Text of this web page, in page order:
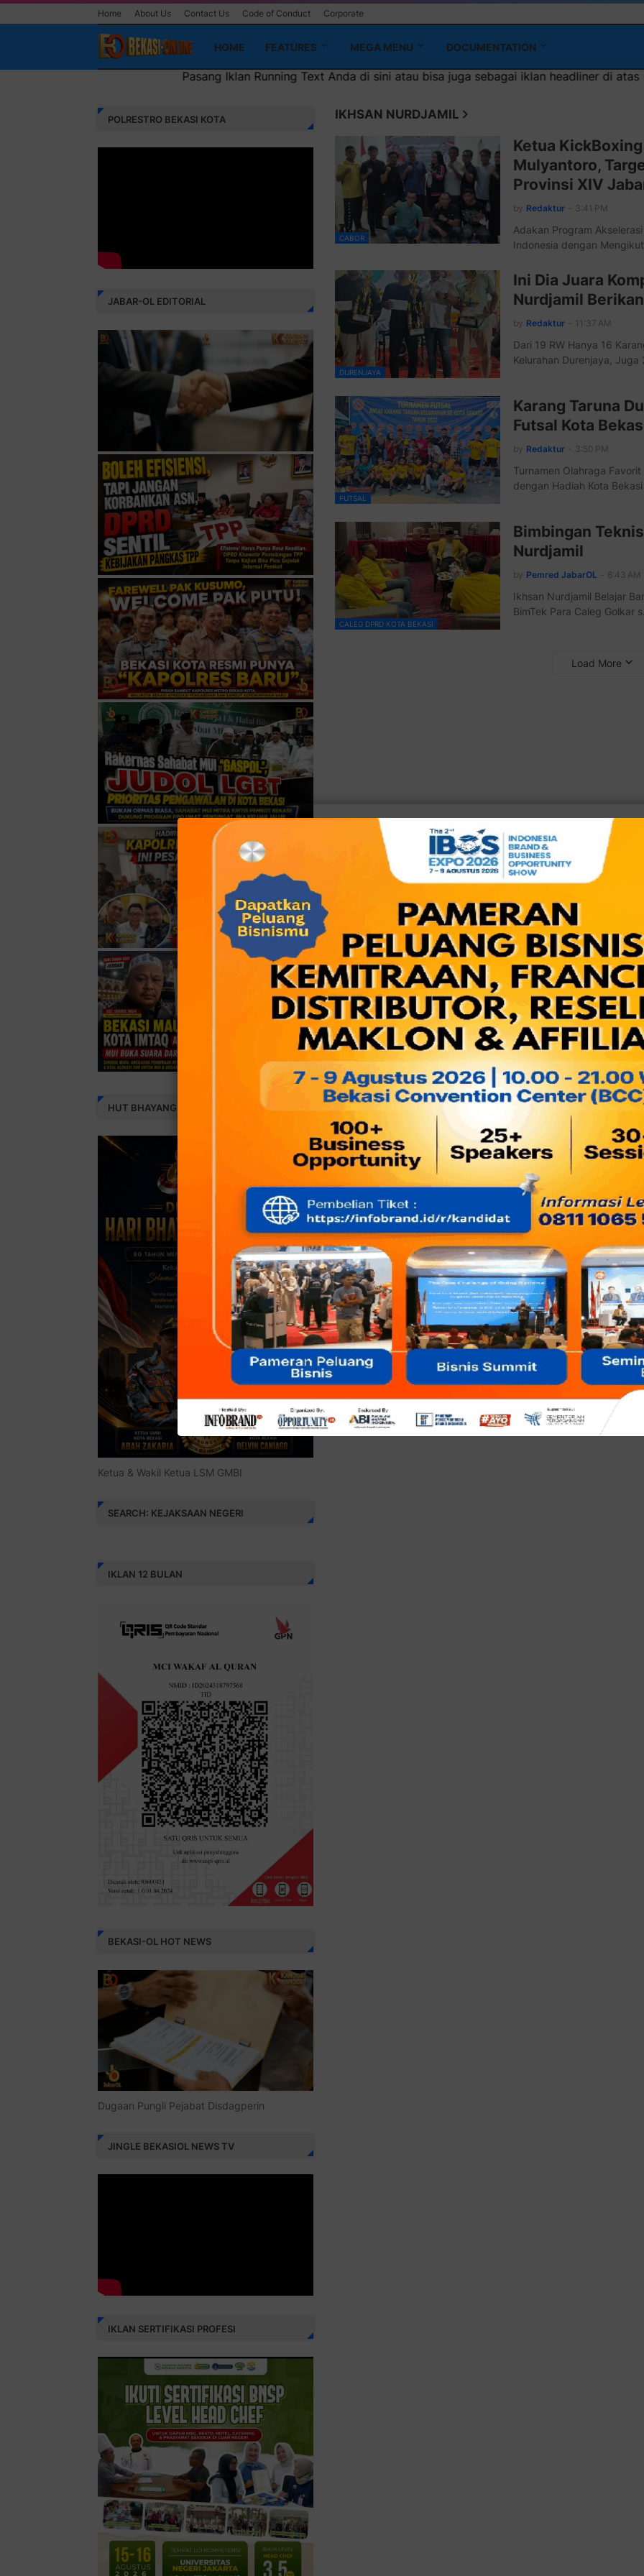
Home About Us Contact Us Code of Conduct Corporate
HOME FEATURES MEGA MENU DOCUMENTATION
Pasang Iklan Running Text Anda di sini atau bisa juga sebagai iklan headliner di atas (600x100)px
IKHSAN NURDJAMIL
CABOR
Ketua
Mulyantoro,
Provinsi XIV
by Redaktur 3:41 PM
Adakan Program
Indonesia dengan
DURENJAYA
Ini Dia Juara
Nurdjamil
by Redaktur 11:37 AM
Dari 19 RW Hanya 16
Kelurahan Durenjaya,
FUTSAL
Karang Taruna
Futsal Kota
by Redaktur 3:50 PM
Turnamen Olahraga
dengan Hadiah Kota
CALEG DPRD KOTA BEKASI
Bimbingan
Nurdjamil
by Pemred JabarOL 8:43 AM
Ikhsan Nurdjamil Belajar
BimTek Para Caleg Golkar
Load More
POLRESTRO BEKASI KOTA
JABAR-OL EDITORIAL
HUT BHAYANGKARA 80 THN
Ketua & Wakil Ketua LSM GMBI
SEARCH: KEJAKSAAN NEGERI
IKLAN 12 BULAN
BEKASI-OL HOT NEWS
Dugaan Pungli Pejabat Disdagperin
JINGLE BEKASIOL NEWS TV
IKLAN SERTIFIKASI PROFESI